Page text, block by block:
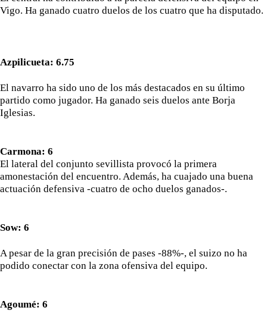
Vigo. Ha ganado cuatro duelos de los cuatro que ha disputado.
Azpilicueta: 6.75
El navarro ha sido uno de los más destacados en su último
partido como jugador. Ha ganado seis duelos ante Borja
Iglesias.
Carmona: 6
El lateral del conjunto sevillista provocó la primera
amonestación del encuentro. Además, ha cuajado una buena
actuación defensiva -cuatro de ocho duelos ganados-.
Sow: 6
A pesar de la gran precisión de pases -88%-, el suizo no ha
podido conectar con la zona ofensiva del equipo.
Agoumé: 6